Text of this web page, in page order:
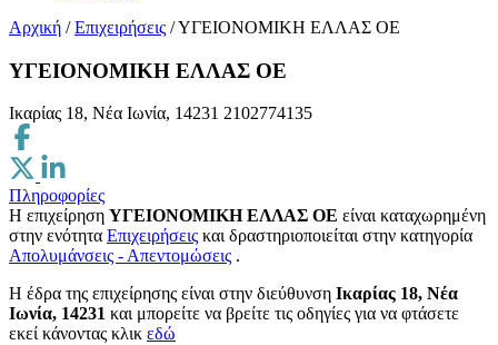
Αρχική / Επιχειρήσεις /ΥΓΕΙΟΝΟΜΙΚΗ ΕΛΛΑΣ ΟΕ
ΥΓΕΙΟΝΟΜΙΚΗ ΕΛΛΑΣ ΟΕ
Ικαρίας 18, Νέα Ιωνία, 14231 2102774135
Πληροφορίες
Η επιχείρηση ΥΓΕΙΟΝΟΜΙΚΗ ΕΛΛΑΣ ΟΕ είναι καταχωρημένη
στην ενότητα Επιχειρήσεις και δραστηριοποιείται στην κατηγορία
Απολυμάνσεις - Απεντομώσεις .
H έδρα της επιχείρησης είναι στην διεύθυνση Ικαρίας 18, Νέα
Ιωνία, 14231 και μπορείτε να βρείτε τις οδηγίες για να φτάσετε
εκεί κάνοντας κλικ εδώ